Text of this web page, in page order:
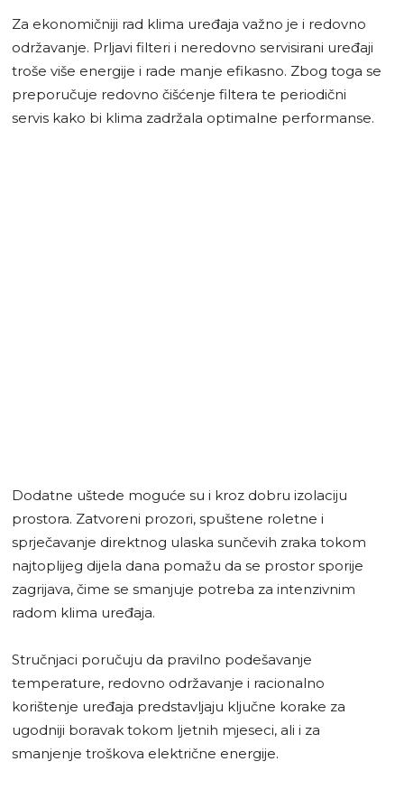
Za ekonomičniji rad klima uređaja važno je i redovno
održavanje. Prljavi filteri i neredovno servisirani uređaji
troše više energije i rade manje efikasno. Zbog toga se
preporučuje redovno čišćenje filtera te periodični
servis kako bi klima zadržala optimalne performanse.
Dodatne uštede moguće su i kroz dobru izolaciju
prostora. Zatvoreni prozori, spuštene roletne i
sprječavanje direktnog ulaska sunčevih zraka tokom
najtoplijeg dijela dana pomažu da se prostor sporije
zagrijava, čime se smanjuje potreba za intenzivnim
radom klima uređaja.
Stručnjaci poručuju da pravilno podešavanje
temperature, redovno održavanje i racionalno
korištenje uređaja predstavljaju ključne korake za
ugodniji boravak tokom ljetnih mjeseci, ali i za
smanjenje troškova električne energije.